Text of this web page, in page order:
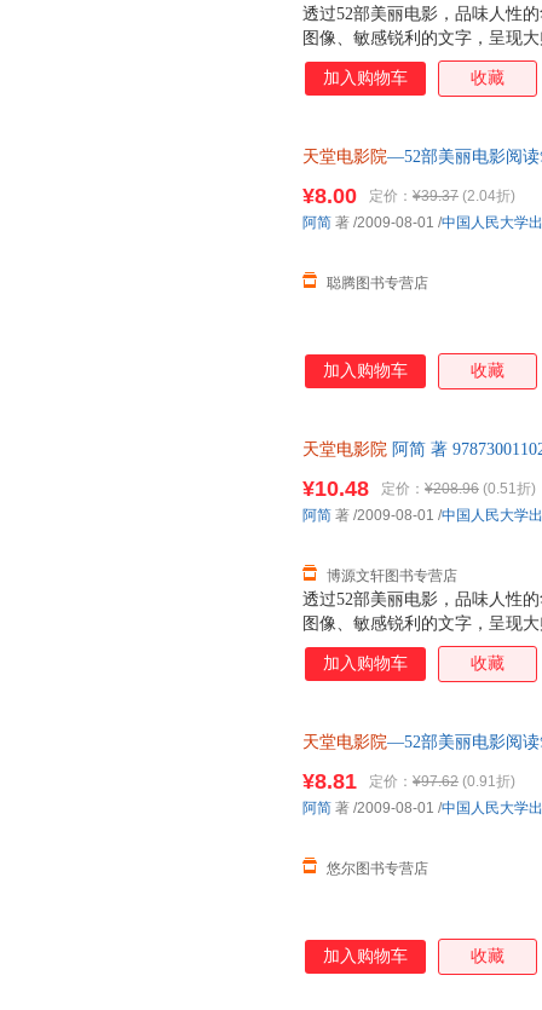
透过52部美丽电影，品味人性
图像、敏感锐利的文字，呈现
感念。
加入购物车 收藏
天堂电影院—52部美丽电影阅
¥8.00 定价： ¥39.37 (2.04折)
聪腾图书专营店
阿简 著 /2009-08-01 /中国人民大学
加入购物车 收藏
天堂电影院 阿简 著
透过52部美丽电影，品味人性
图像、敏感锐利的文字，呈现
感念。
¥10.48 定价： ¥208.96 (0.51折)
博源文轩图书专营店
阿简 著 /2009-08-01 /中国人民大学
加入购物车 收藏
天堂电影院—52部美丽电影阅读
¥8.81 定价： ¥97.62 (0.91折)
悠尔图书专营店
阿简 著 /2009-08-01 /中国人民大学
加入购物车 收藏